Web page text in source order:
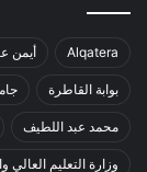
Alqatera أيمن
بوابة القاطرة
محمد عبد اللطيف
وزارة التعليم العالي